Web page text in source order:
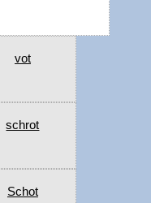
vot
schrot
Schot